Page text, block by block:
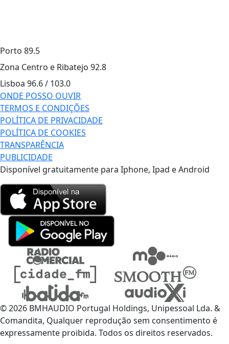
Porto 89.5
Zona Centro e Ribatejo 92.8
Lisboa 96.6 / 103.0
ONDE POSSO OUVIR
TERMOS E CONDIÇÕES
POLÍTICA DE PRIVACIDADE
POLÍTICA DE COOKIES
TRANSPARÊNCIA
PUBLICIDADE
Disponível gratuitamente para Iphone, Ipad e Android
© 2026 BMHAUDIO Portugal Holdings, Unipessoal Lda. &
Comandita, Qualquer reprodução sem consentimento é
expressamente proibida. Todos os direitos reservados.